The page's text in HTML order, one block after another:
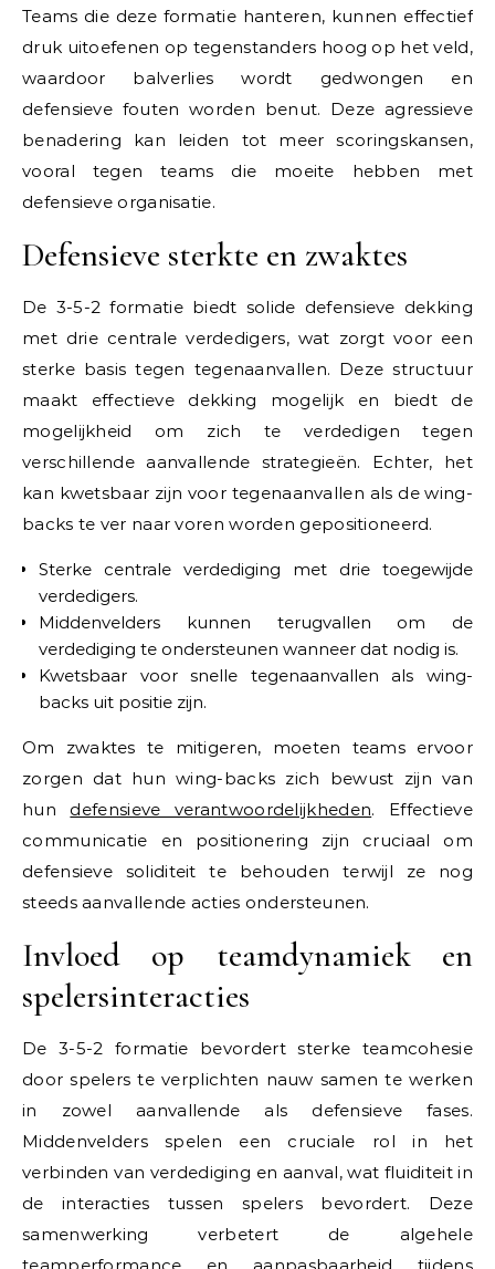
Teams die deze formatie hanteren, kunnen effectief
druk uitoefenen op tegenstanders hoog op het veld,
waardoor balverlies wordt gedwongen en
defensieve fouten worden benut. Deze agressieve
benadering kan leiden tot meer scoringskansen,
vooral tegen teams die moeite hebben met
defensieve organisatie.
Defensieve sterkte en zwaktes
De 3-5-2 formatie biedt solide defensieve dekking
met drie centrale verdedigers, wat zorgt voor een
sterke basis tegen tegenaanvallen. Deze structuur
maakt effectieve dekking mogelijk en biedt de
mogelijkheid om zich te verdedigen tegen
verschillende aanvallende strategieën. Echter, het
kan kwetsbaar zijn voor tegenaanvallen als de wing-
backs te ver naar voren worden gepositioneerd.
Sterke centrale verdediging met drie toegewijde
verdedigers.
Middenvelders kunnen terugvallen om de
verdediging te ondersteunen wanneer dat nodig is.
Kwetsbaar voor snelle tegenaanvallen als wing-
backs uit positie zijn.
Om zwaktes te mitigeren, moeten teams ervoor
zorgen dat hun wing-backs zich bewust zijn van
hun defensieve verantwoordelijkheden. Effectieve
communicatie en positionering zijn cruciaal om
defensieve soliditeit te behouden terwijl ze nog
steeds aanvallende acties ondersteunen.
Invloed op teamdynamiek en
spelersinteracties
De 3-5-2 formatie bevordert sterke teamcohesie
door spelers te verplichten nauw samen te werken
in zowel aanvallende als defensieve fases.
Middenvelders spelen een cruciale rol in het
verbinden van verdediging en aanval, wat fluiditeit in
de interacties tussen spelers bevordert. Deze
samenwerking verbetert de algehele
teamperformance en aanpasbaarheid tijdens